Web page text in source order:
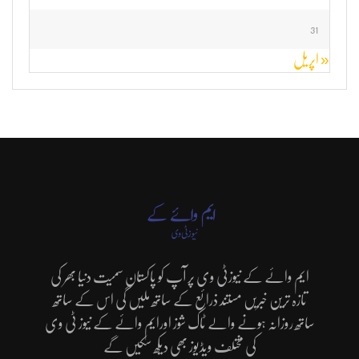
31
« اپریل
ایم وائے کے نیوزٹی وی پر آپ کو پاکستان سمیت دنیا بھر کی
تازہ ترین خبریں مستند ذرائع کے ساتھ ملیں گی اس کے ساتھ
ساتھ روزانہ ہونے والے ٹاک شوز اورایم وائے کے نیوز ٹی وی
کی مختلف ویڈیوز بھی دیکھ سکیں گے